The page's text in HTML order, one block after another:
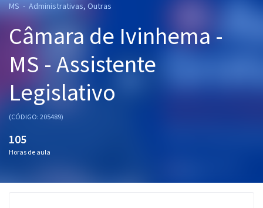
Cursos 20% OFF
Pós
Graduação
OAB
Mentorias
MS - Administrativas, Outras
Câmara de Ivinhema -
MS - Assistente
Legislativo
(CÓDIGO: 205489)
105
Horas de aula